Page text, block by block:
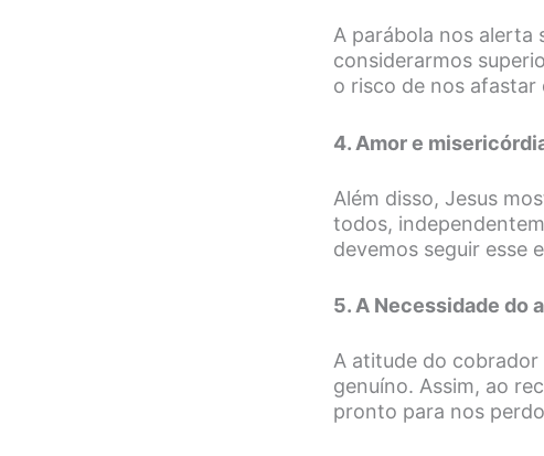
A parábola nos alerta
considerarmos
o risco de nos afastar
4. Amor e
Além disso, Jesus
todos,
devemos seguir esse
5. A Necessidade do
A atitude do
genuíno. Assim, ao
pronto para nos